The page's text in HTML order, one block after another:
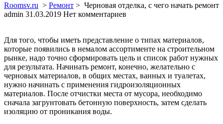
Roomsv.ru > Ремонт > Черновая отделка, с чего начать ремонт
admin 31.03.2019 Нет комментариев
Для того, чтобы иметь представление о типах материалов,
которые появились в немалом ассортименте на строительном
рынке, надо точно сформировать цель и список работ нужных
для результата. Начинать ремонт, конечно, желательно с
черновых материалов, в общих местах, ванных и туалетах,
нужно начинать с применения гидроизоляционных
материалов. После отчистки места от мусора, необходимо
сначала загрунтовать бетонную поверхность, затем сделать
изоляцию от проникания воды.